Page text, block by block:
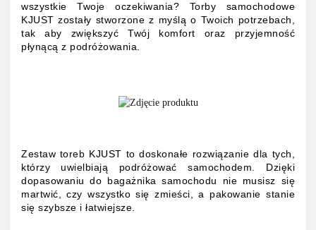
wszystkie Twoje oczekiwania? Torby samochodowe
KJUST zostały stworzone z myślą o Twoich potrzebach,
tak aby zwiększyć Twój komfort oraz przyjemność
płynącą z podróżowania.
Zestaw toreb KJUST to doskonałe rozwiązanie dla tych,
którzy uwielbiają podróżować samochodem. Dzięki
dopasowaniu do bagażnika samochodu nie musisz się
martwić, czy wszystko się zmieści, a pakowanie stanie
się szybsze i łatwiejsze.